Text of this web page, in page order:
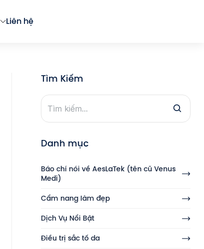
Liên hệ
Tìm Kiếm
Danh mục
Báo chí nói về AesLaTek (tên cũ Venus
Medi)
Cẩm nang làm đẹp
Dịch Vụ Nổi Bật
Điều trị sắc tố da